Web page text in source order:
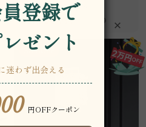
ペンダントライト
¥27,790税込
30％OFF